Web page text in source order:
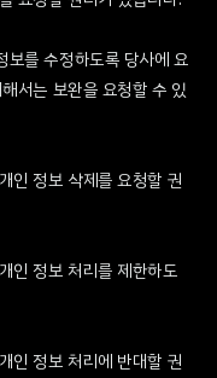
보를 수정하도록 당사에 요
서는 보완을 요청할 수 있
인 정보 삭제를 요청할 권
인 정보 처리를 제한하도
인 정보 처리에 반대할 권